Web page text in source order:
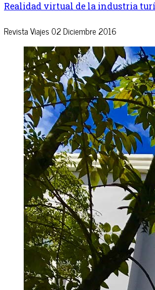
Realidad virtual de la industria
Revista Viajes02 Diciembre 2016